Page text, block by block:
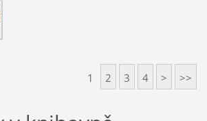
1 2 3 4 > >>